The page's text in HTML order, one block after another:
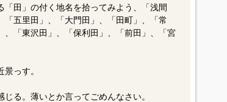
田」の付く地名を拾ってみよう、「浅間
五里田」、「大門田」、「田町」、「常
「東沢田」、「保利田」、「前田」、「宮
っす。
る。薄いとか言ってごめんなさい。